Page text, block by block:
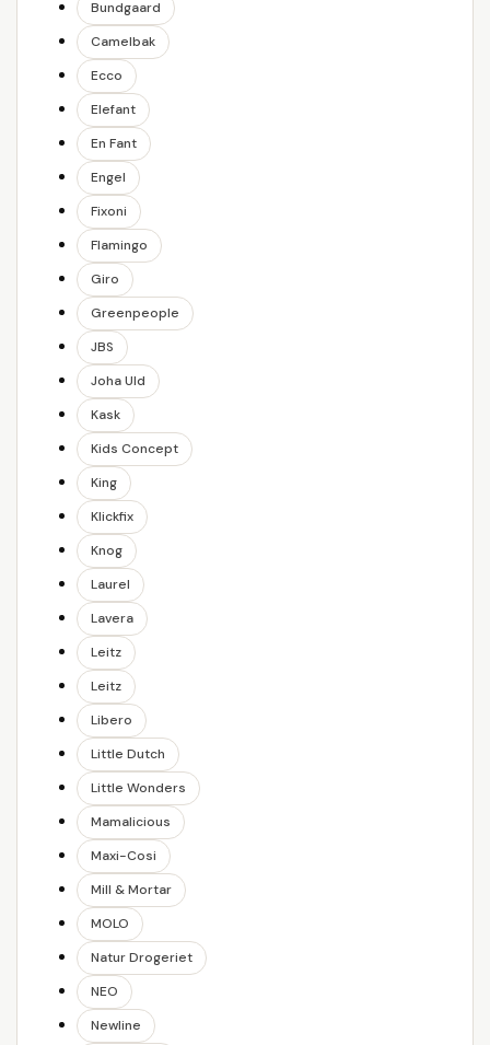
Bundgaard
Camelbak
Ecco
Elefant
En Fant
Engel
Fixoni
Flamingo
Giro
Greenpeople
JBS
Joha Uld
Kask
Kids Concept
King
Klickfix
Knog
Laurel
Lavera
Leitz
Leitz
Libero
Little Dutch
Little Wonders
Mamalicious
Maxi-Cosi
Mill & Mortar
MOLO
Natur Drogeriet
NEO
Newline